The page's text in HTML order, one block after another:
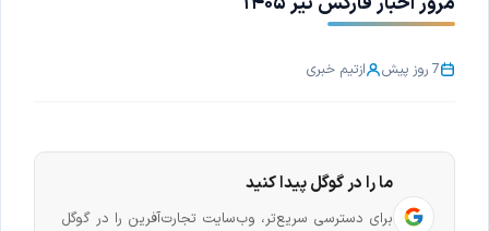
7 روز پیش ازتیم خبری
ما را در گوگل پیدا کنید
برای دسترسی سریع‌تر، وب‌سایت تجارت‌آفرین را در گوگل